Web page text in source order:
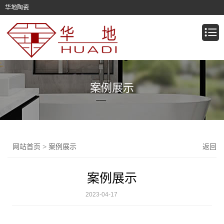
华地陶瓷
案例展示
网站首页 > 案例展示 返回
案例展示
2023-04-17